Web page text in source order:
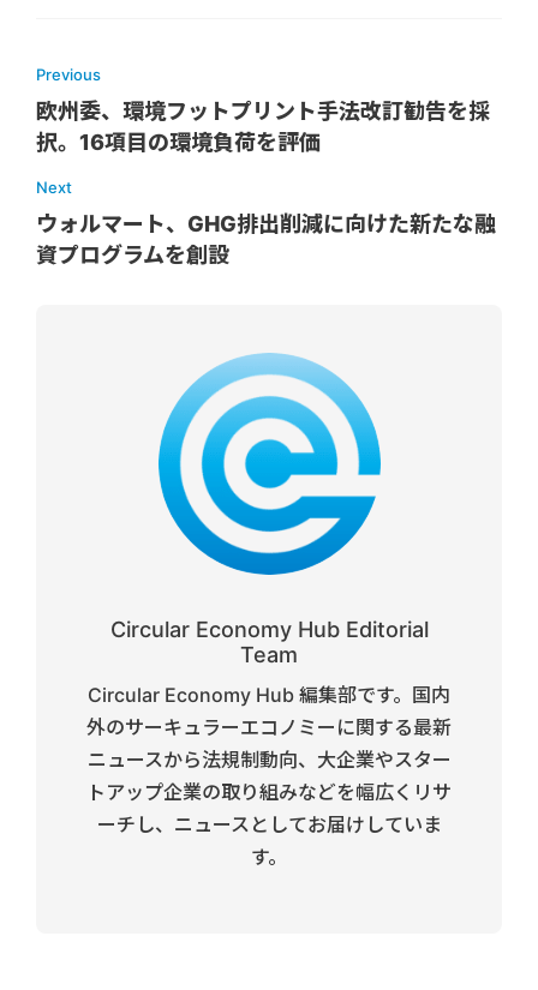
Previous
欧州委、環境フットプリント手法改訂勧告を採
択。16項目の環境負荷を評価
Next
ウォルマート、GHG排出削減に向けた新たな融
資プログラムを創設
Circular Economy Hub Editorial
Team
Circular Economy Hub 編集部です。国内
外のサーキュラーエコノミーに関する最新
ニュースから法規制動向、大企業やスター
トアップ企業の取り組みなどを幅広くリサ
ーチし、ニュースとしてお届けしていま
す。